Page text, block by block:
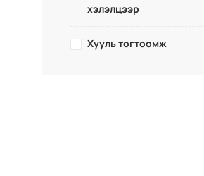
хэлэлцээр
Хууль тогтоомж